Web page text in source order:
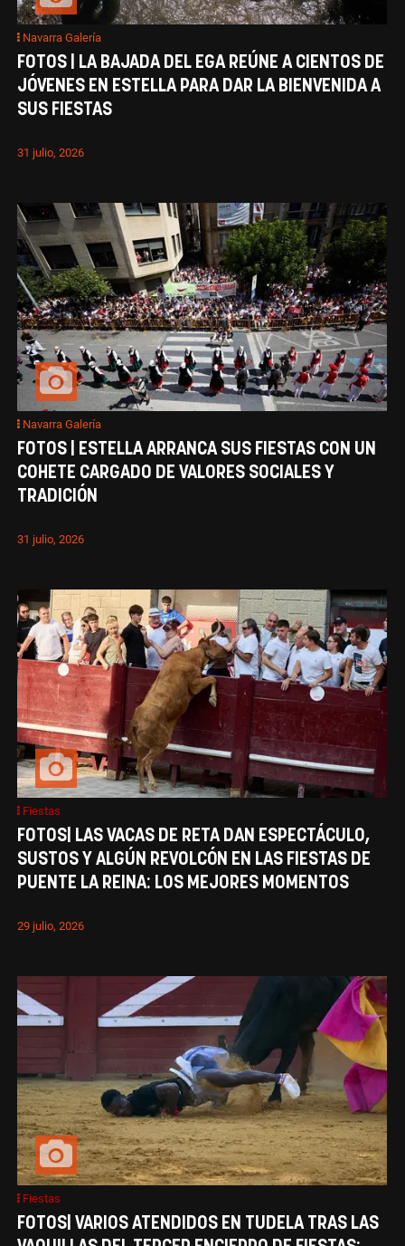
Navarra Galería
FOTOS | LA BAJADA DEL EGA REÚNE A CIENTOS DE
JÓVENES EN ESTELLA PARA DAR LA BIENVENIDA A
SUS FIESTAS
31 julio, 2026
Navarra Galería
FOTOS | ESTELLA ARRANCA SUS FIESTAS CON UN
COHETE CARGADO DE VALORES SOCIALES Y
TRADICIÓN
31 julio, 2026
Fiestas
FOTOS| LAS VACAS DE RETA DAN ESPECTÁCULO,
SUSTOS Y ALGÚN REVOLCÓN EN LAS FIESTAS DE
PUENTE LA REINA: LOS MEJORES MOMENTOS
29 julio, 2026
Fiestas
FOTOS| VARIOS ATENDIDOS EN TUDELA TRAS LAS